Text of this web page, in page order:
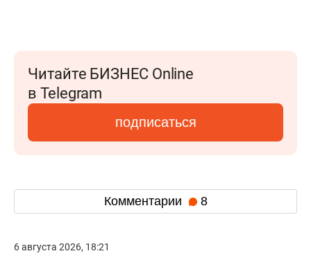
Читайте БИЗНЕС Online
в Telegram
подписаться
Комментарии 8
6 августа 2026, 18:21